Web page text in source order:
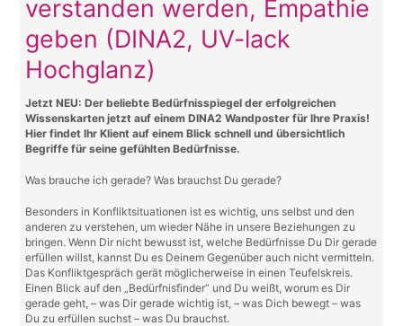
verstanden werden, Empathie
geben (DINA2, UV-lack
Hochglanz)
Jetzt NEU: Der beliebte Bedürfnisspiegel der erfolgreichen
Wissenskarten jetzt auf einem DINA2 Wandposter für Ihre Praxis!
Hier findet Ihr Klient auf einem Blick schnell und übersichtlich
Begriffe für seine gefühlten Bedürfnisse.
Was brauche ich gerade? Was brauchst Du gerade?
Besonders in Konfliktsituationen ist es wichtig, uns selbst und den
anderen zu verstehen, um wieder Nähe in unsere Beziehungen zu
bringen. Wenn Dir nicht bewusst ist, welche Bedürfnisse Du Dir gerade
erfüllen willst, kannst Du es Deinem Gegenüber auch nicht vermitteln.
Das Konfliktgespräch gerät möglicherweise in einen Teufelskreis.
Einen Blick auf den „Bedürfnisfinder“ und Du weißt, worum es Dir
gerade geht, – was Dir gerade wichtig ist, – was Dich bewegt – was
Du zu erfüllen suchst – was Du brauchst.